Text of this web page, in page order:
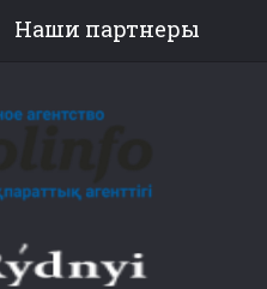
Наши партнеры